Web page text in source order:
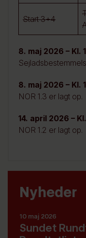
Start 3+4
8. maj 2026 – Kl.
8. maj 2026 – Kl.
NOR 1.3 er lagt op.
14. april 2026 –
NOR 1.2 er lagt op.
Nyheder
10 maj 2026
Sundet